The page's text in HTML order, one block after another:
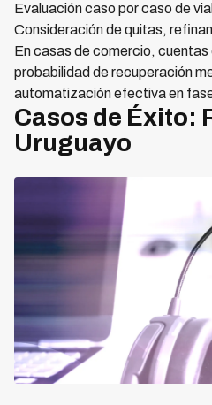
Evaluación caso por caso de
Consideración de quitas,
En casas de comercio, cuentas
probabilidad de recuperación
automatización efectiva en
Casos de Éxito:
Uruguayo